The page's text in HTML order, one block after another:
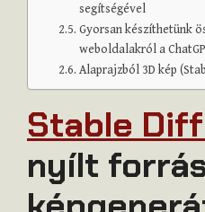
segítségével
Gyorsan készíthetünk
weboldalakról a
Alaprajzból 3D kép
Stable
nyílt